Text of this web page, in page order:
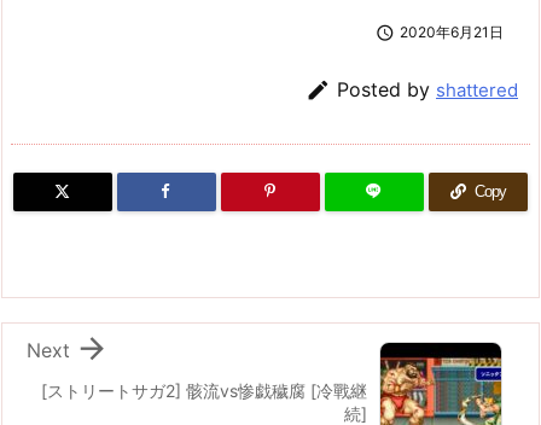
 2020年6月21日
 Posted by shattered
Copy
[ストリートサガ2] 骸流vs惨戯穢腐 [冷戰継
続]

Next